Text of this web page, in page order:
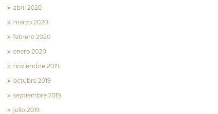
abril 2020
marzo 2020
febrero 2020
enero 2020
noviembre 2019
octubre 2019
septiembre 2019
julio 2019